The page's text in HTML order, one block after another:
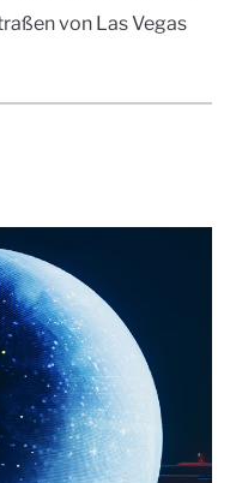
von Las Vegas